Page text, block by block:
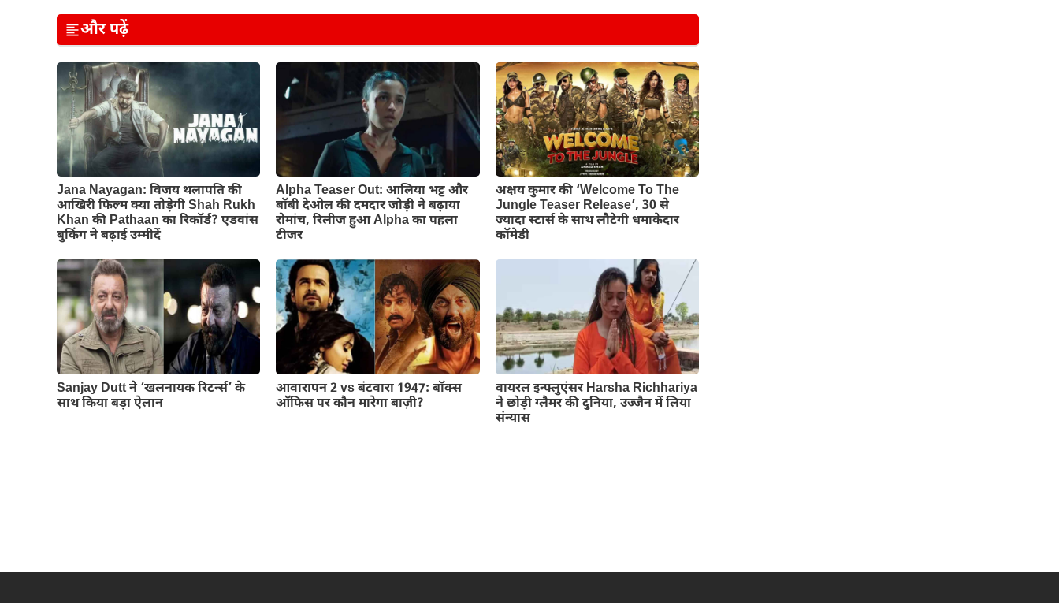
और पढ़ें
Jana Nayagan: विजय थलापति की
आखिरी फिल्म क्या तोड़ेगी Shah Rukh
Khan की Pathaan का रिकॉर्ड? एडवांस
बुकिंग ने बढ़ाई उम्मीदें
Alpha Teaser Out: आलिया भट्ट और
बॉबी देओल की दमदार जोड़ी ने बढ़ाया
रोमांच, रिलीज हुआ Alpha का पहला
टीजर
अक्षय कुमार की ‘Welcome To The
Jungle Teaser Release’, 30 से
ज्यादा स्टार्स के साथ लौटेगी धमाकेदार
कॉमेडी
Sanjay Dutt ने ‘खलनायक रिटर्न्स’ के
साथ किया बड़ा ऐलान
आवारापन 2 vs बंटवारा 1947: बॉक्स
ऑफिस पर कौन मारेगा बाज़ी?
वायरल इन्फ्लुएंसर Harsha Richhariya
ने छोड़ी ग्लैमर की दुनिया, उज्जैन में लिया
संन्यास